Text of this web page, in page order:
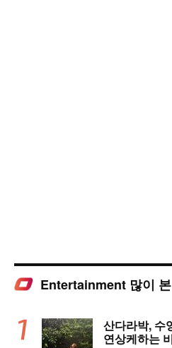
Entertainment 많이
산다라박, 수
연상케하는